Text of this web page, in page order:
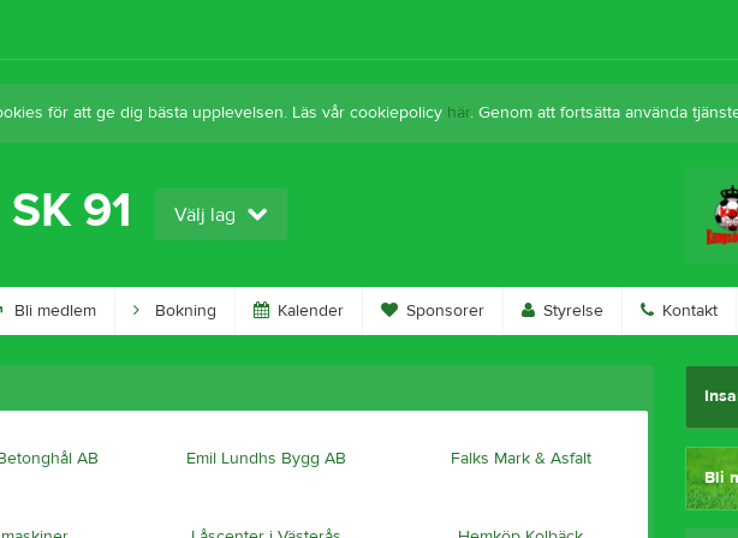
för att ge dig bästa upplevelsen. Läs vår cookiepolicy här. Genom att fortsätta använda
SK 91 Välj lag
Bli medlem Bokning Kalender Sponsorer Styrelse Kontakt
AB Emil Lundhs Bygg AB Falks Mark & Asfalt
Bli